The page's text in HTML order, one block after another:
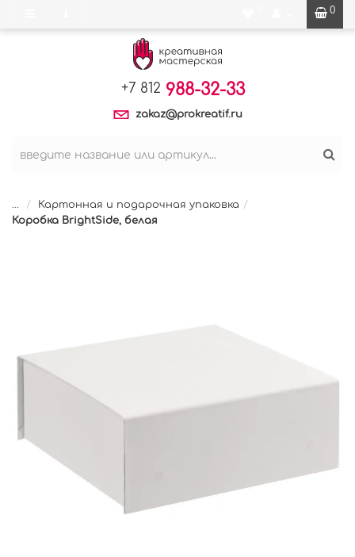
0
+7 812 988-32-33
zakaz@prokreatif.ru
...
Картонная и подарочная упаковка
Коробка BrightSide, белая